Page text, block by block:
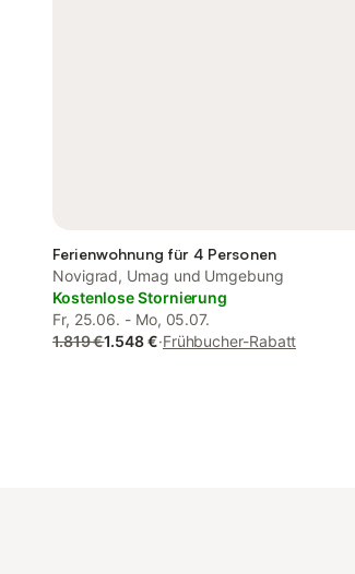
Ferienwohnung für 4 Personen
Novigrad, Umag und Umgebung
Kostenlose Stornierung
Fr, 25.06. - Mo, 05.07.
1.819 €1.548 €·Frühbucher-Rabatt